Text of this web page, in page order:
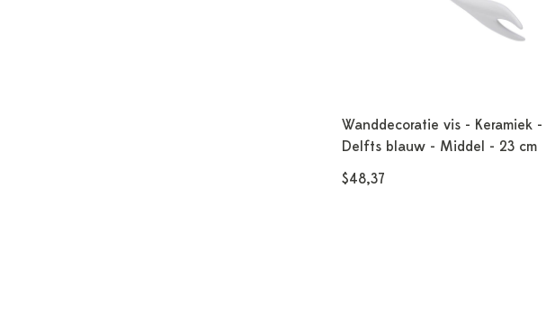
Wanddecoratie vis - Keramiek -
Delfts blauw - Middel - 23 cm
$48,37